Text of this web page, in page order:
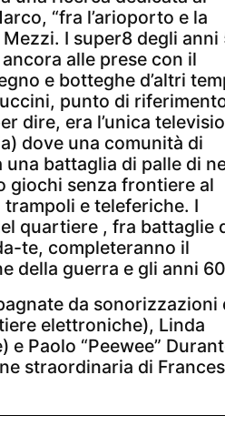
“fra l’arioporto e la
I super8 degli anni
alle prese con il
e botteghe d’altri
punto di
dire, era l’unica
dove una comunità di
battaglia di palle di
giochi senza frontiere al
e teleferiche. I
quartiere , fra battaglie
te, completeranno il
della guerra e gli anni
da sonorizzazioni
elettroniche), Linda
Paolo “Peewee”
straordinaria di